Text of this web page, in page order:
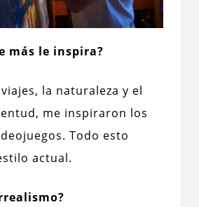
más le inspira?
la naturaleza y el
me inspiraron los
Todo esto
actual.